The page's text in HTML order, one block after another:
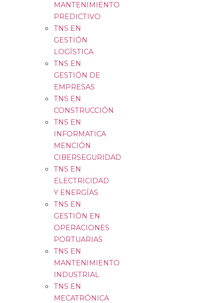
MANTENIMIENTO
PREDICTIVO
TNS EN
GESTIÓN
LOGÍSTICA
TNS EN
GESTIÓN DE
EMPRESAS
TNS EN
CONSTRUCCIÓN
TNS EN
INFORMATICA
MENCIÓN
CIBERSEGURIDAD
TNS EN
ELECTRICIDAD
Y ENERGÍAS
TNS EN
GESTIÓN EN
OPERACIONES
PORTUARIAS
TNS EN
MANTENIMIENTO
INDUSTRIAL
TNS EN
MECATRÓNICA